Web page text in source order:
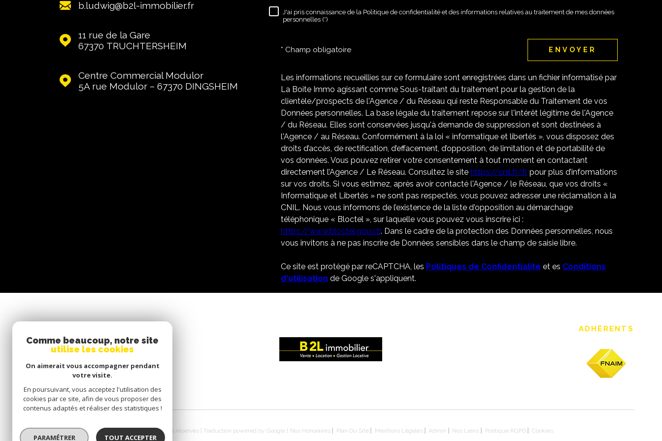
b.ludwig@b2l-immobilier.fr
11 rue de la Gare
67370
TRUCHTERSHEIM
Centre Commercial Modulor
5A rue Modulor – 67370
DINGSHEIM
RÈGLEMENTATION
J'ai pris connaissance de la Politique de confidentialité et des informations relatives au traitement de mes données
personnelles (*)
* Champ obligatoire ENVOYER
Les informations recueillies sur ce formulaire sont enregistrées dans un fichier informatisé par
La Boite Immo agissant comme Sous-traitant du traitement pour la gestion de la
clientèle/prospects de l'Agence / du Réseau qui reste Responsable du Traitement de vos
Données personnelles. La base légale du traitement repose sur l'intérêt légitime de l'Agence
/ du Réseau. Elles sont conservées jusqu'à demande de suppression et sont destinées à
l'Agence / au Réseau. Conformément à la loi « informatique et libertés », vous disposez des
droits d’accès, de rectification, d’effacement, d’opposition, de limitation et de portabilité de
vos données. Vous pouvez retirer votre consentement à tout moment en contactant
directement l’Agence / Le Réseau. Consultez le site https://cnil.fr/fr pour plus d’informations
sur vos droits. Si vous estimez, après avoir contacté l'Agence / le Réseau, que vos droits «
Informatique et Libertés » ne sont pas respectés, vous pouvez adresser une réclamation à la
CNIL. Nous vous informons de l’existence de la liste d'opposition au démarchage
téléphonique « Bloctel », sur laquelle vous pouvez vous inscrire ici :
https://www.bloctel.gouv.fr. Dans le cadre de la protection des Données personnelles, nous
vous invitons à ne pas inscrire de Données sensibles dans le champ de saisie libre.
Ce site est protégé par reCAPTCHA, les Politiques de Confidentialité et es Conditions
d'utilisation de Google s'appliquent.
ADHÉRENTS
© 2026 | Tous droits réservés | Traduction powered by Google | Nos Honoraires Plan Du Site Mentions Légales Admin Nos Liens Politique RGPD Cookies
Comme beaucoup, notre site
utilise les cookies
On aimerait vous accompagner pendant
votre visite.
En poursuivant, vous acceptez l'utilisation des
cookies par ce site, afin de vous proposer des
contenus adaptés et réaliser des statistiques !
PARAMÉTRER TOUT ACCEPTER